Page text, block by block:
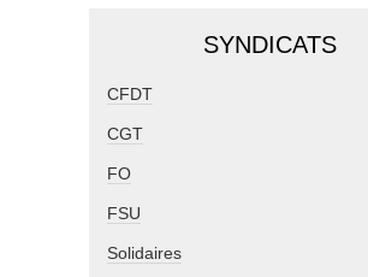
SYNDICATS
CFDT
CGT
FO
FSU
Solidaires